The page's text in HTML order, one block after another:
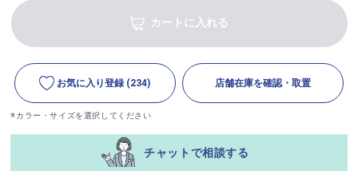
カートに入れる
お気に入り登録 (234) 店舗在庫を確認・取置
※カラー・サイズを選択してください
チャットで相談する